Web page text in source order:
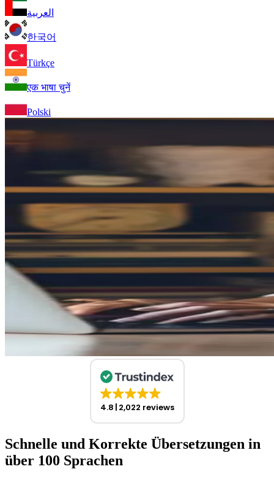
العربية
한국어
Türkçe
एक भाषा चुनें
Polski
4.8 2,022 reviews
Schnelle und Korrekte Übersetzungen in
über 100 Sprachen